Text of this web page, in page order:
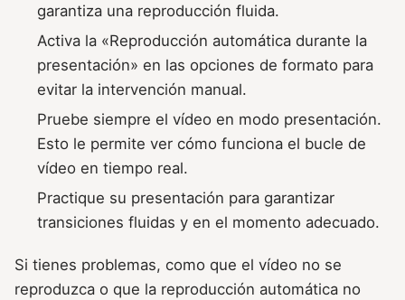
garantiza una reproducción fluida.
Activa la «Reproducción automática durante la
presentación» en las opciones de formato para
evitar la intervención manual.
Pruebe siempre el vídeo en modo presentación.
Esto le permite ver cómo funciona el bucle de
vídeo en tiempo real.
Practique su presentación para garantizar
transiciones fluidas y en el momento adecuado.
Si tienes problemas, como que el vídeo no se
reproduzca o que la reproducción automática no